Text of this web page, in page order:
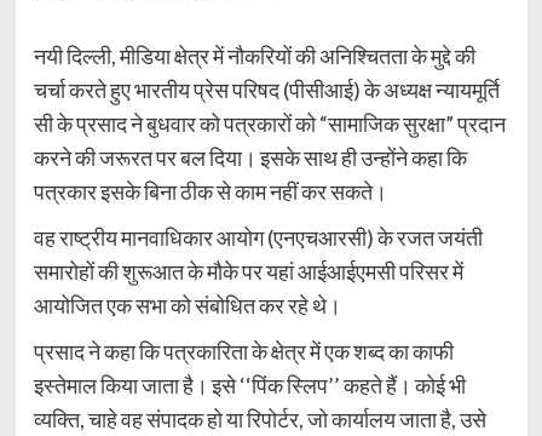
नयी दिल्ली, मीडिया क्षेत्र में नौकरियों की अनिश्चितता के मुद्दे की
चर्चा करते हुए भारतीय प्रेस परिषद (पीसीआई) के अध्यक्ष न्यायमूर्ति
सी के प्रसाद ने बुधवार को पत्रकारों को “सामाजिक सुरक्षा” प्रदान
करने की जरूरत पर बल दिया। इसके साथ ही उन्होंने कहा कि
पत्रकार इसके बिना ठीक से काम नहीं कर सकते।
वह राष्ट्रीय मानवाधिकार आयोग (एनएचआरसी) के रजत जयंती
समारोहों की शुरूआत के मौके पर यहां आईआईएमसी परिसर में
आयोजित एक सभा को संबोधित कर रहे थे।
प्रसाद ने कहा कि पत्रकारिता के क्षेत्र में एक शब्द का काफी
इस्तेमाल किया जाता है। इसे ‘‘पिंक स्लिप’’ कहते हैं। कोई भी
व्यक्ति, चाहे वह संपादक हो या रिपोर्टर, जो कार्यालय जाता है, उसे